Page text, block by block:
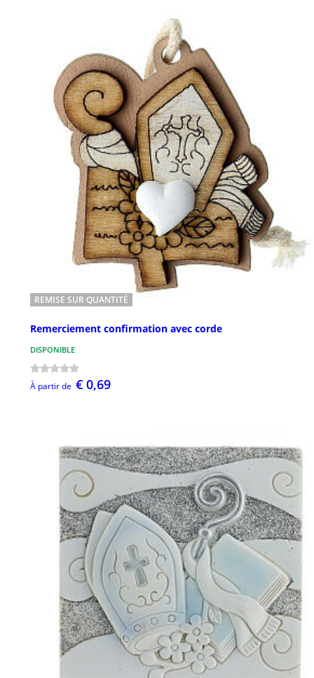
REMISE SUR QUANTITÉ
Remerciement confirmation avec corde
DISPONIBLE
À partir de € 0,69